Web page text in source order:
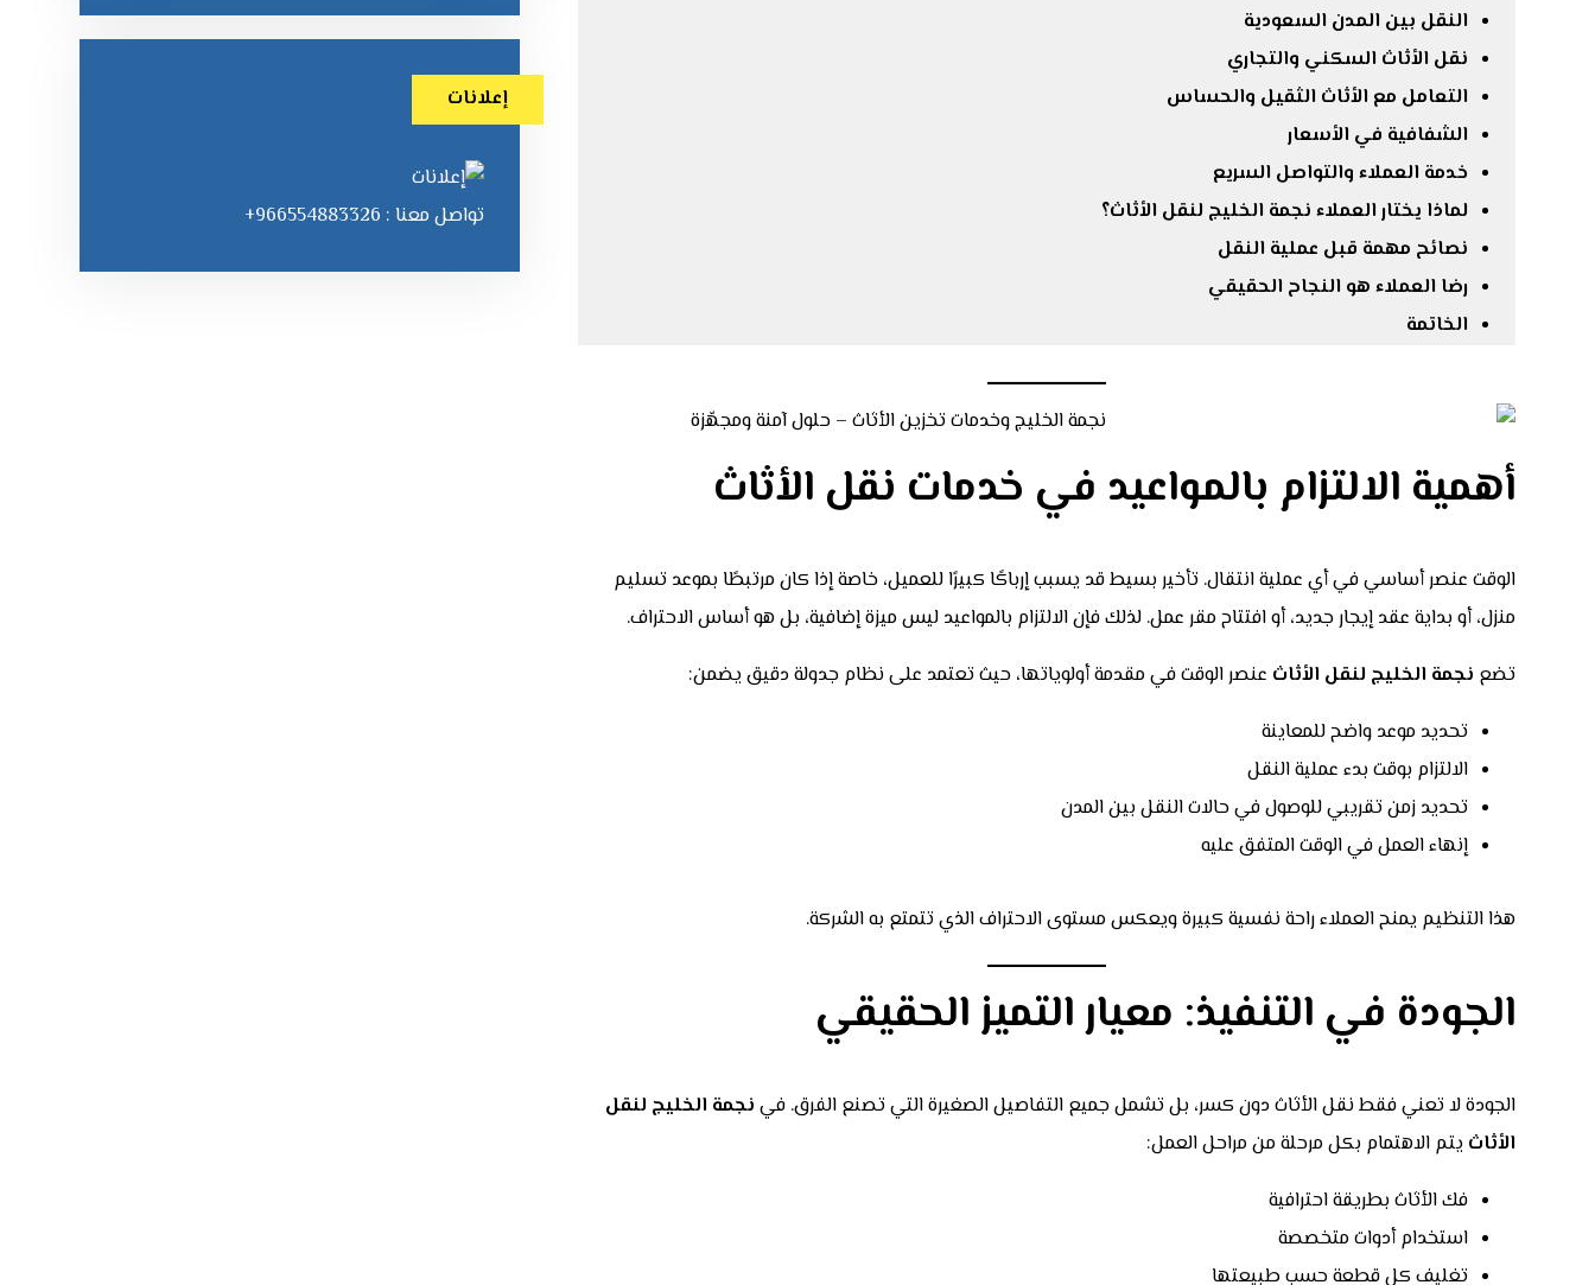
النقل بين المدن السعودية
نقل الأثاث السكني والتجاري
التعامل مع الأثاث الثقيل والحساس
الشفافية في الأسعار
خدمة العملاء والتواصل السريع
لماذا يختار العملاء نجمة الخليج لنقل الأثاث؟
نصائح مهمة قبل عملية النقل
رضا العملاء هو النجاح الحقيقي
الخاتمة
أهمية الالتزام بالمواعيد في خدمات نقل الأثاث
الوقت عنصر أساسي في أي عملية انتقال. تأخير بسيط قد يسبب إرباكًا كبيرًا للعميل، خاصة إذا كان مرتبطًا بموعد تسليم
منزل، أو بداية عقد إيجار جديد، أو افتتاح مقر عمل. لذلك فإن الالتزام بالمواعيد ليس ميزة إضافية، بل هو أساس الاحتراف.
تضع نجمة الخليج لنقل الأثاث عنصر الوقت في مقدمة أولوياتها، حيث تعتمد على نظام جدولة دقيق يضمن:
تحديد موعد واضح للمعاينة
الالتزام بوقت بدء عملية النقل
تحديد زمن تقريبي للوصول في حالات النقل بين المدن
إنهاء العمل في الوقت المتفق عليه
هذا التنظيم يمنح العملاء راحة نفسية كبيرة ويعكس مستوى الاحتراف الذي تتمتع به الشركة.
الجودة في التنفيذ: معيار التميز الحقيقي
الجودة لا تعني فقط نقل الأثاث دون كسر، بل تشمل جميع التفاصيل الصغيرة التي تصنع الفرق. في نجمة الخليج لنقل
الأثاث يتم الاهتمام بكل مرحلة من مراحل العمل:
فك الأثاث بطريقة احترافية
استخدام أدوات متخصصة
تغليف كل قطعة حسب طبيعتها
إعلانات
تواصل معنا : 966554883326+